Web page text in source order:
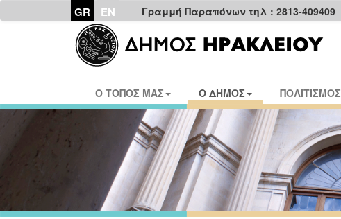
GR EN Γραμμή Παραπόνων τηλ : 2813-409409
Ο ΤΟΠΟΣ ΜΑΣ Ο ΔΗΜΟΣ ΠΟΛΙΤΙΣΜΟΣ